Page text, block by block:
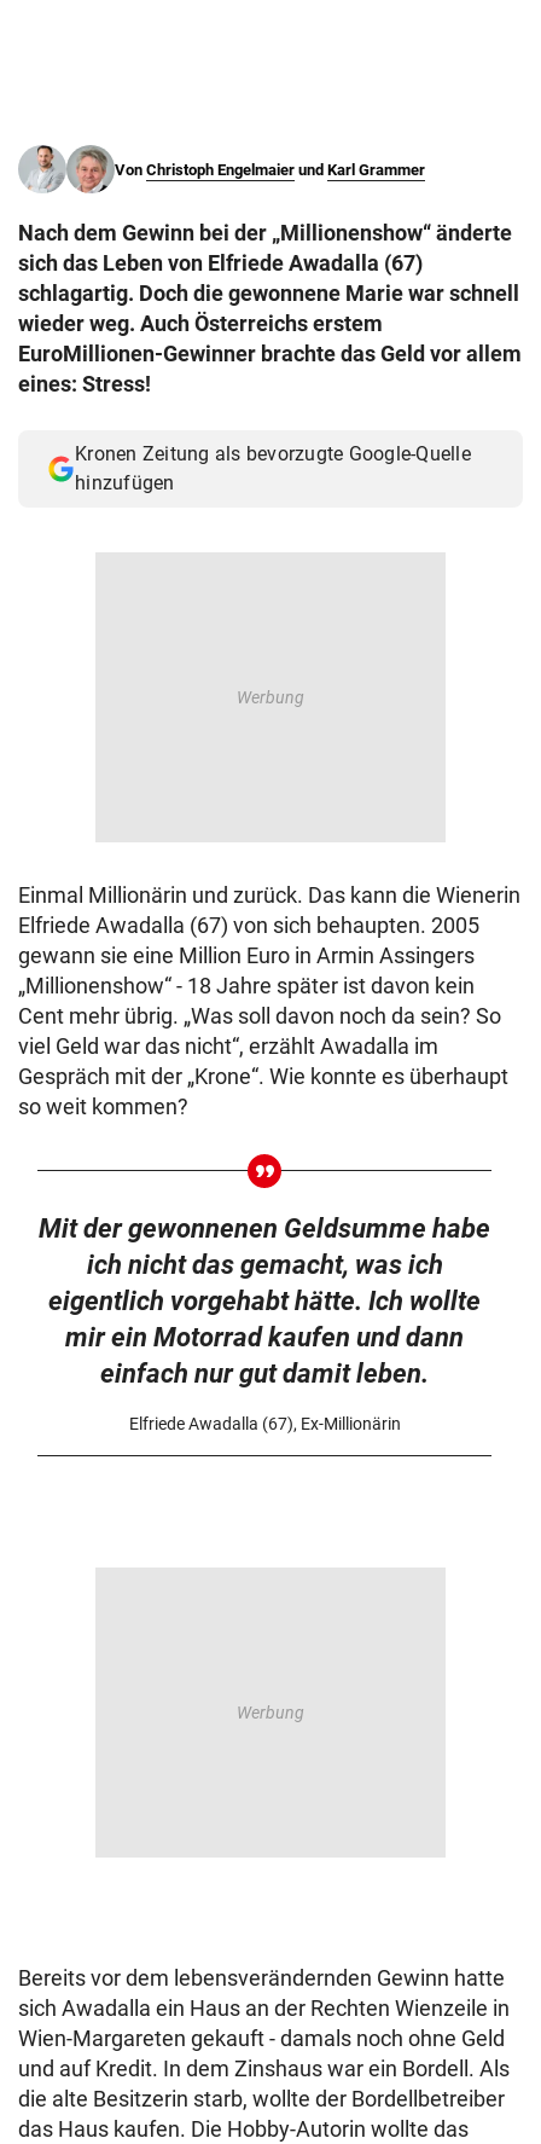
Von Christoph Engelmaier und Karl Grammer
Nach dem Gewinn bei der „Millionenshow“ änderte
sich das Leben von Elfriede Awadalla (67)
schlagartig. Doch die gewonnene Marie war schnell
wieder weg. Auch Österreichs erstem
EuroMillionen-Gewinner brachte das Geld vor allem
eines: Stress!
Kronen Zeitung als bevorzugte Google-Quelle
hinzufügen
Einmal Millionärin und zurück. Das kann die Wienerin
Elfriede Awadalla (67) von sich behaupten. 2005
gewann sie eine Million Euro in Armin Assingers
„Millionenshow“ - 18 Jahre später ist davon kein
Cent mehr übrig. „Was soll davon noch da sein? So
viel Geld war das nicht“, erzählt Awadalla im
Gespräch mit der „Krone“. Wie konnte es überhaupt
so weit kommen?
Mit der gewonnenen Geldsumme habe
ich nicht das gemacht, was ich
eigentlich vorgehabt hätte. Ich wollte
mir ein Motorrad kaufen und dann
einfach nur gut damit leben.
Elfriede Awadalla (67), Ex-Millionärin
Bereits vor dem lebensverändernden Gewinn hatte
sich Awadalla ein Haus an der Rechten Wienzeile in
Wien-Margareten gekauft - damals noch ohne Geld
und auf Kredit. In dem Zinshaus war ein Bordell. Als
die alte Besitzerin starb, wollte der Bordellbetreiber
das Haus kaufen. Die Hobby-Autorin wollte das